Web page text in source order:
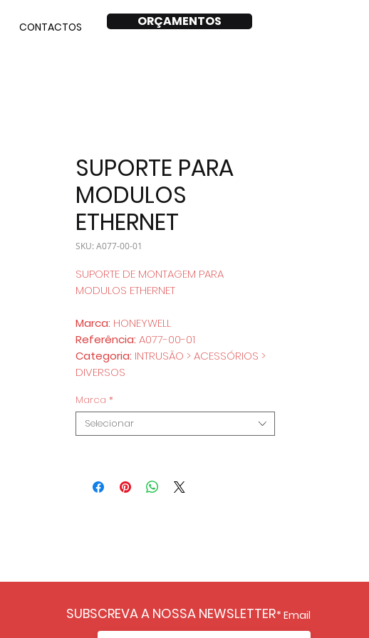
CONTACTOS ORÇAMENTOS
SUPORTE PARA
MODULOS
ETHERNET
SKU: A077-00-01
SUPORTE DE MONTAGEM PARA
MODULOS ETHERNET
Marca: HONEYWELL
Referência: A077-00-01
Categoria: INTRUSÃO > ACESSÓRIOS >
DIVERSOS
Marca *
Selecionar
SUBSCREVA A NOSSA NEWSLETTER Email